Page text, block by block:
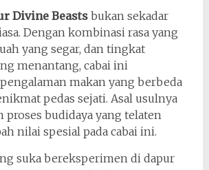
Divine Beastsbukan sekadar
Dengan kombinasi rasa yang
yang segar, dan tingkat
menantang, cabai ini
makan yang berbeda
pedas sejati. Asal usulnya
proses budidaya yang telaten
nilai spesial pada cabai ini.
suka bereksperimen di dapur